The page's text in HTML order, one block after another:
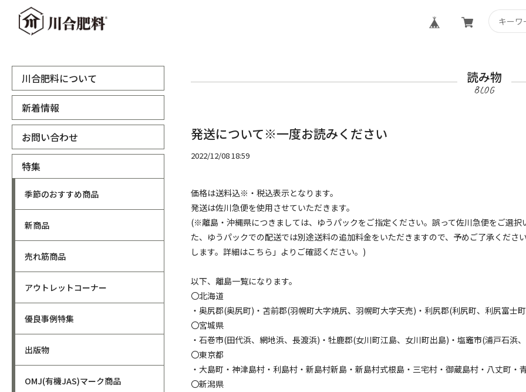
川合肥料について
新着情報
お問い合わせ
特集
季節のおすすめ商品
新商品
売れ筋商品
アウトレットコーナー
優良事例特集
出版物
OMJ(有機JAS)マーク商品
読み物
発送について※一度お読みください
2022/12/08 18:59
価格は送料込※・税込表示となります。
発送は佐川急便を使用させていただきます。
(※離島・沖縄県につきましては、ゆうパックをご指定ください。誤って佐川急便をご選
た、ゆうパックでの配送では別途送料の追加料金をいただきますので、予めご了承くだ
します。詳細はこちら」よりご確認ください。)
以下、離島一覧になります。
〇北海道
・奥尻郡(奥尻町)・苫前郡(羽幌町大字焼尻、羽幌町大字天売)・利尻郡(利尻町、利尻富士
〇宮城県
・石巻市(田代浜、網地浜、長渡浜)・牡鹿郡(女川町江島、女川町出島)・塩竈市(浦戸石浜
〇東京都
・大島町・神津島村・利島村・新島村新島・新島村式根島・三宅村・御蔵島村・八丈町・
〇新潟県